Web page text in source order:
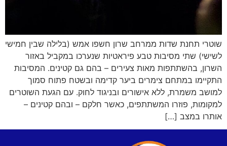
שוטרי תחנת שדות ממרחב שרון חשפו אמש (בלילה שבין חמישי
לשישי) שתי מסיבות טבע פיראטיות שנערכו במקביל באזור
השרון, בהשתתפות מאות צעירים – בהם גם קטינים. המסיבות
התקיימו במתחם צימרים ביער קדימה ובשטח פתוח סמוך
למושב משמרת, ללא אישורים ובניגוד לחוק. עם הגעת השוטרים
למקומות, פוזרו המשתתפים, כאשר חלקם – ובהם קטינים –
אותרו במצב […]